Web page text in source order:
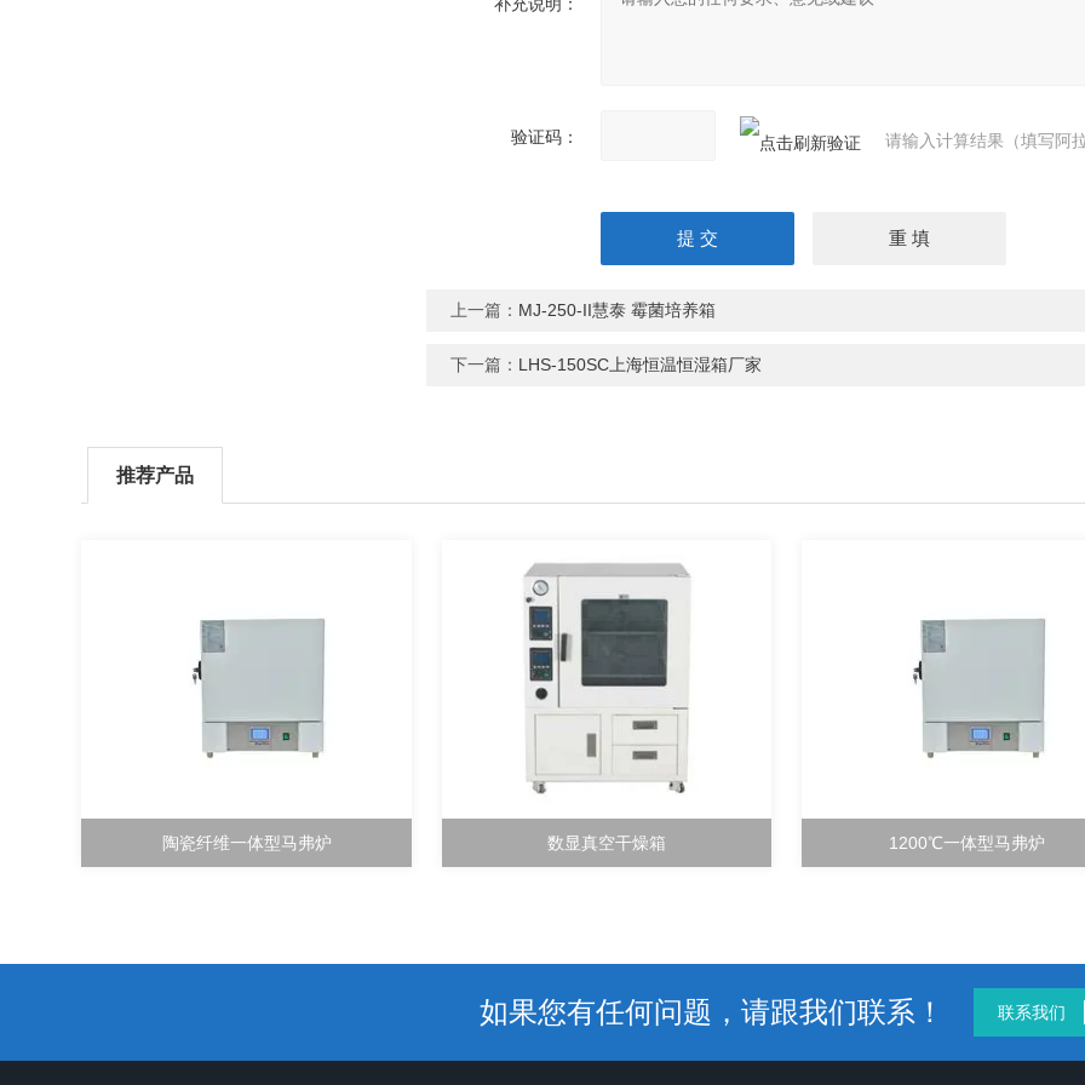
验证码： 请输入计算结果（填写阿
上一篇： MJ-250-II慧泰 霉菌培养箱
下一篇： LHS-150SC上海恒温恒湿箱厂家
推荐产品
陶瓷纤维一体型马弗炉 数显真空干燥箱 1200℃一体型马弗炉
如果您有任何问题，请跟我们联系！ 联系我们